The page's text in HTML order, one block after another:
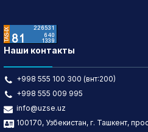
Наши контакты
+998 555 100 300 (внт:200)
+998 555 009 995
info@uzse.uz
100170, Узбекистан, г. Ташкент,